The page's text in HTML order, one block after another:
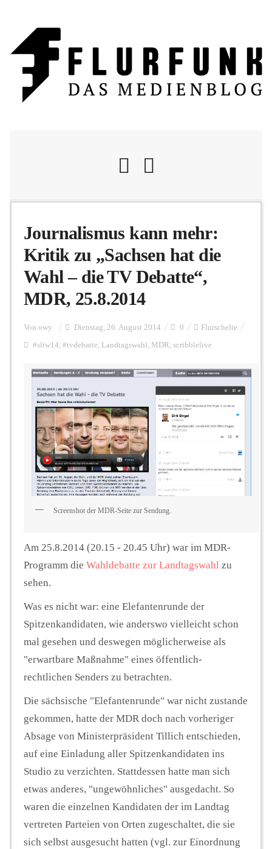
Nachrichten
Flurschelte
Personalien
Hintergrund
FUNKTURM-Beiträge
Podcast
Seminare
Journalismus kann mehr:
Kritik zu „Sachsen hat die
Wahl – die TV Debatte“,
MDR, 25.8.2014
Von owy Dienstag, 26. August 2014 0 Flurschelte
#sltw14, #tvdebatte, Landtagswahl , MDR, scribblelive
Screenshot der MDR-Seite zur Sendung.
Am 25.8.2014 (20.15 - 20.45 Uhr) war im MDR-
Programm die Wahldebatte zur Landtagswahl zu
sehen.
Was es nicht war: eine Elefantenrunde der
Spitzenkandidaten, wie anderswo vielleicht schon
mal gesehen und deswegen möglicherweise als
"erwartbare Maßnahme" eines öffentlich-
rechtlichen Senders zu betrachten.
Die sächsische "Elefantenrunde" war nicht zustande
gekommen, hatte der MDR doch nach vorheriger
Absage von Ministerpräsident Tillich entschieden,
auf eine Einladung aller Spitzenkandidaten ins
Studio zu verzichten. Stattdessen hatte man sich
etwas anderes, "ungewöhnliches" ausgedacht. So
waren die einzelnen Kandidaten der im Landtag
vertreten Parteien von Orten zugeschaltet, die sie
sich selbst ausgesucht hatten (vgl. zur Einordnung